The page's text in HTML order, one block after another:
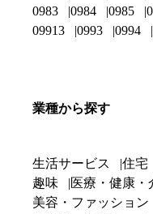
0983
0984 0985
09913
0993 0994
業種から探す
生活サービス 住宅
趣味
医療・健康・
美容・ファッション